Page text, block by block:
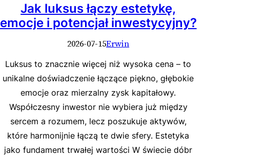
Jak luksus łączy estetykę,
emocje i potencjał inwestycyjny?
2026-07-15Erwin
Luksus to znacznie więcej niż wysoka cena – to
unikalne doświadczenie łączące piękno, głębokie
emocje oraz mierzalny zysk kapitałowy.
Współczesny inwestor nie wybiera już między
sercem a rozumem, lecz poszukuje aktywów,
które harmonijnie łączą te dwie sfery. Estetyka
jako fundament trwałej wartości W świecie dóbr